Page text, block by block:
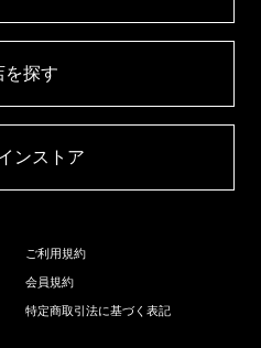
を探す​
ンストア​
ご利用規約
会員規約
特定商取引法に基づく表記